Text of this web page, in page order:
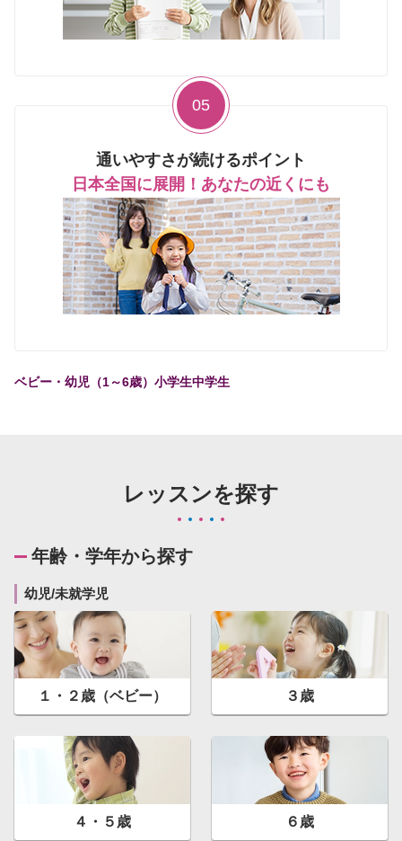
05
通いやすさが続けるポイント
日本全国に展開！あなたの近くにも
ベビー・幼児（1～6歳） 小学生中学生
レッスンを探す
年齢・学年から探す
幼児/未就学児
１・２歳（ベビー） ３歳
４・５歳 ６歳